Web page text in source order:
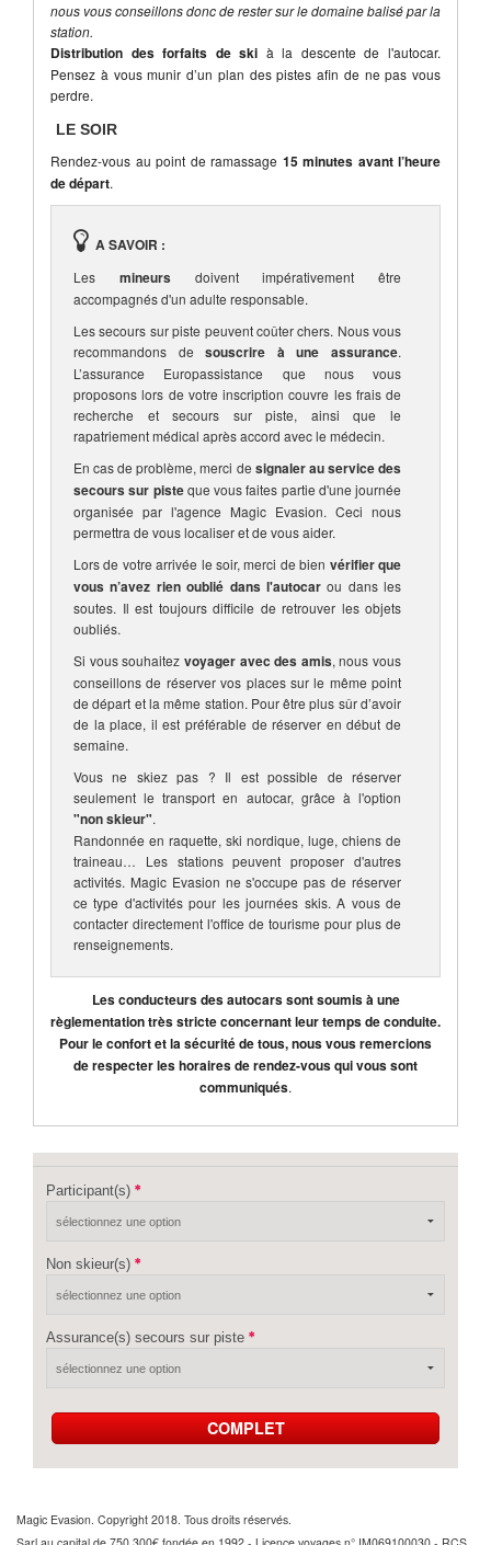
nous vous conseillons donc de rester sur le domaine balisé par la
station.
Distribution des forfaits de ski à la descente de l'autocar.
Pensez à vous munir d’un plan des pistes afin de ne pas vous
perdre.
LE SOIR
Rendez-vous au point de ramassage 15 minutes avant l’heure
de départ.
A SAVOIR :
Les mineurs doivent impérativement être
accompagnés d'un adulte responsable.
Les secours sur piste peuvent coûter chers. Nous vous
recommandons desouscrire à une assurance.
L’assurance Europassistance que nous vous
proposons lors de votre inscription couvre les frais de
recherche et secours sur piste, ainsi que le
rapatriement médical après accord avec le médecin.
En cas de problème, merci de signaler au service des
secours sur pisteque vous faites partie d'une journée
organisée par l'agence Magic Evasion. Ceci nous
permettra de vous localiser et de vous aider.
Lors de votre arrivée le soir, merci de bien vérifier que
vous n’avez rien oublié dans l'autocarou dans les
soutes. Il est toujours difficile de retrouver les objets
oubliés.
Si vous souhaitez voyager avec des amis, nous vous
conseillons de réserver vos places sur le même point
de départ et la même station. Pour être plus sûr d’avoir
de la place, il est préférable de réserver en début de
semaine.
Vous ne skiez pas ? Il est possible de réserver
seulement le transport en autocar, grâce à l'option
"non skieur".
Randonnée en raquette, ski nordique, luge, chiens de
traineau… Les stations peuvent proposer d'autres
activités. Magic Evasion ne s'occupe pas de réserver
ce type d'activités pour les journées skis. A vous de
contacter directement l'office de tourisme pour plus de
renseignements.
Les conducteurs des autocars sont soumis à une
règlementation très stricte concernant leur temps de conduite.
Pour le confort et la sécurité de tous, nous vous remercions
de respecter les horaires de rendez-vous qui vous sont
communiqués.
Participant(s)
Non skieur(s)
Assurance(s) secours sur piste
COMPLET
Magic Evasion. Copyright 2018. Tous droits réservés.